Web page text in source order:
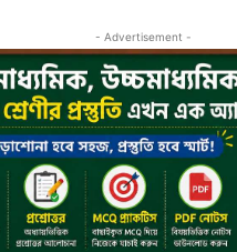
- Advertisement -